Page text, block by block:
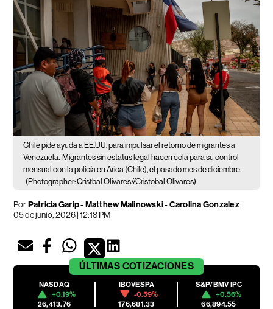
Chile pide ayuda a EE.UU. para impulsar el retorno de migrantes a
Venezuela. Migrantes sin estatus legal hacen cola para su control
mensual con la policía en Arica (Chile), el pasado mes de diciembre.
(Photographer: Cristbal Olivares//Cristobal Olivares)
PorPatricia Garip - Matthew Malinowski - Carolina Gonzalez
05 de junio, 2026 | 12:18 PM
ÚLTIMAS COTIZACIONES
NASDAQ
+0.19%
26,413.76
IBOVESPA
-0.59%
176,681.33
S&P/BMV IPC
+0.56%
66,894.55